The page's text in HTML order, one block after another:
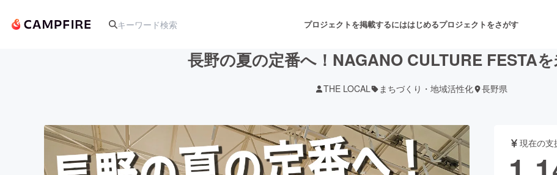
プロジェクトを掲載するにははじめるプロジェクトをさがす
アート・写真 音楽 舞台・パフォーマンス
長野の夏の定番へ！NAGANO CULTURE FESTA
THE LOCAL まちづくり・地域活性化 長野県
現在の支